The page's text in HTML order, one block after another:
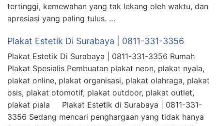
tertinggi, kemewahan yang tak lekang oleh waktu, dan
apresiasi yang paling tulus. …
Plakat Estetik Di Surabaya | 0811-331-3356
Plakat Estetik Di Surabaya | 0811-331-3356 Rumah
Plakat Spesialis Pembuatan plakat neon, plakat nyala,
plakat online, plakat organisasi, plakat olahraga, plakat
osis, plakat otomotif, plakat outdoor, plakat outlet,
plakat piala Plakat Estetik di Surabaya | 0811-331-
3356 Sedang mencari penghargaan yang tidak hanya